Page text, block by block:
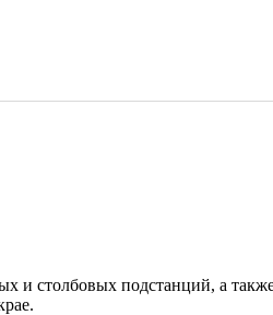
и столбовых подстанций, а